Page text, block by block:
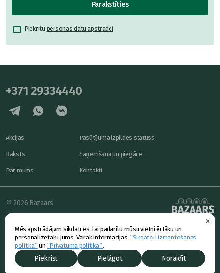
×
Mēs apstrādājam sīkdatnes, lai padarītu mūsu vietni ērtāku un
personalizētāku jums. Vairāk informācijas: “Sīkdatņu izmantošanas
politika” un “Privātuma politika”..
Piekrist Pielāgot Noraidīt
Parakstīties
Piekrītu personas datu apstrādei
+371 29334440
Akcijas
Raksts
Par mums
Pasūtījuma izpildes statuss
Saņemšana un piegāde
Kontakti
powered by
© 2026 Bazaars
Konfidencialitāte
Piedāvājums